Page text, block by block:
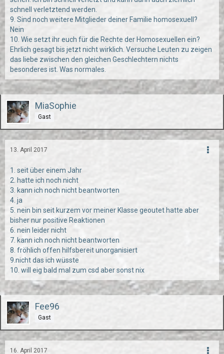
schnell verletztend werden.
9. Sind noch weitere Mitglieder deiner Familie homosexuell?
Nein
10. Wie setzt ihr euch für die Rechte der Homosexuellen ein?
Ehrlich gesagt bis jetzt nicht wirklich. Versuche Leuten zu zeigen
das liebe zwischen den gleichen Geschlechtern nichts
besonderes ist. Was normales.
MiaSophie
Gast
13. April 2017
1. seit über einem Jahr
2. hatte ich noch nicht
3. kann ich noch nicht beantworten
4. ja
5. nein bin seit kurzem vor meiner Klasse geoutet hatte aber
bisher nur positive Reaktionen
6. nein leider nicht
7. kann ich noch nicht beantworten
8. fröhlich offen hilfsbereit unorganisiert
9.nicht das ich wüsste
10. will eig bald mal zum csd aber sonst nix
Fee96
Gast
16. April 2017